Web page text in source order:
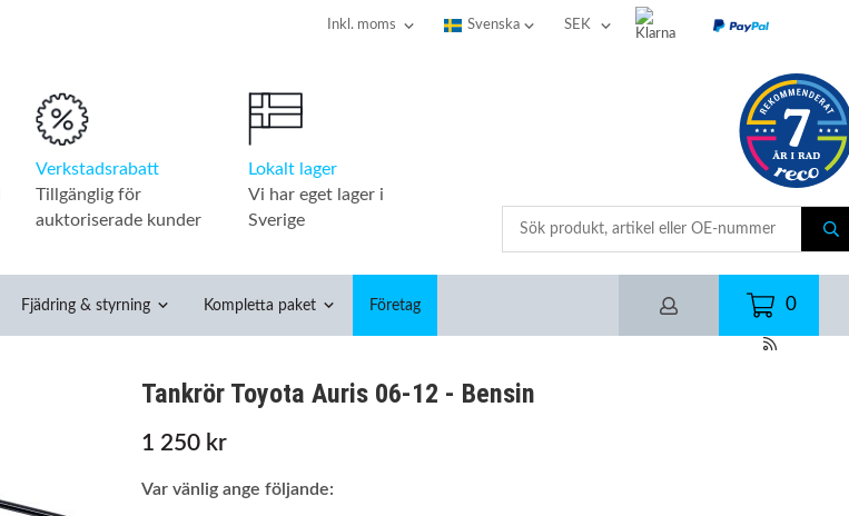
Verkstadsrabatt
Tillgänglig för
auktoriserade kunder
Lokalt lager
Vi har eget lager i
Sverige
Fjädring & styrning Kompletta paket Företag 0
Tankrör Toyota Auris 06-12 - Bensin
1 250 kr
Var vänlig ange följande: